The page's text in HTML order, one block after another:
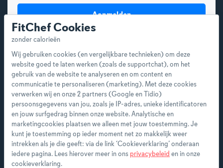
Aanmelden
FitChef Cookies
Wij gebruiken cookies (en vergelijkbare technieken) om deze
website goed te laten werken (zoals de supportchat), om het
gebruik van de website te analyseren en om content en
communicatie te personaliseren (marketing). Met deze cookies
verwerken wij en onze 2 partners (Google en Tidio)
persoonsgegevens van jou, zoals je IP-adres, unieke identificatoren
en jouw surfgedrag binnen onze website. Analytische en
marketingcookies plaatsen we alleen met jouw toestemming. Je
kunt je toestemming op ieder moment net zo makkelijk weer
intrekken als je die geeft: via de link ‘Cookieverklaring’ onderaan
iedere pagina. Lees hierover meer in ons privacybeleid en in onze
cookieverklaring.